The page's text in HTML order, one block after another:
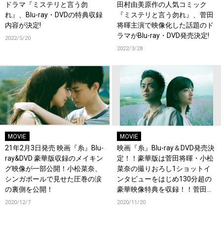
ドラマ『ミステリと言う勿
れ』、Blu-ray・DVDの特典収録
内容が決定!
2022/5/20
田村由美原作の人気コミック
『ミステリと言う勿れ』、菅田
将暉主演で映像化した話題のド
ラマがBlu-ray・DVD発売決定!
2022/3/28
MOVIE
21年2月3日発売 映画『糸』Blu-
ray&DVD 豪華版収録のメイキン
グ映像が一部公開！小松菜奈、
シンガポールで見せた圧巻の涙
の裏側を公開！
2020/12/7
MOVIE
映画『糸』Blu-ray＆DVD発売決
定！！豪華版は菅田将暉・小松
菜奈の撮りおろし1ショットイ
ンタビューをはじめ130分超の
豪華映像特典を収録！！菅田将
暉＆小松菜奈、そして監督：
2020/11/20